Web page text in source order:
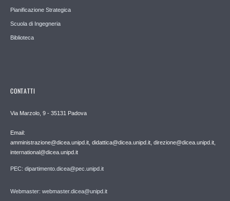
Pianificazione Strategica
Scuola di Ingegneria
Biblioteca
CONTATTI
Via Marzolo, 9 - 35131 Padova
Email:
amministrazione@dicea.unipd.it, didattica@dicea.unipd.it, direzione@dicea.unipd.it,
international@dicea.unipd.it
PEC: dipartimento.dicea@pec.unipd.it
Webmaster: webmaster.dicea@unipd.it